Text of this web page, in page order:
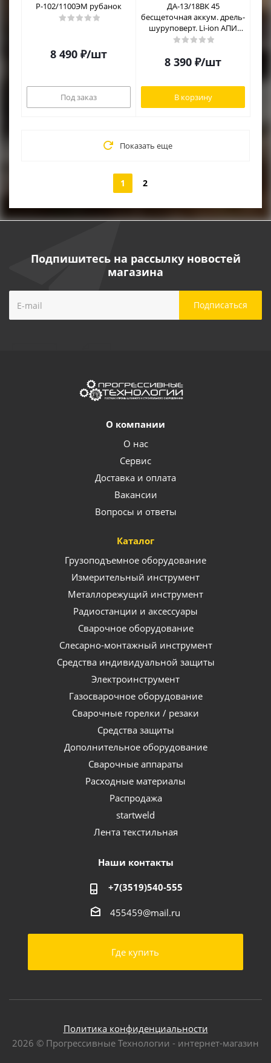
Р-102/1100ЭМ рубанок
8 490 ₽/шт
Под заказ
ДА-13/18ВК 45
бесщеточная аккум. дрель-
шуруповерт. Li-ion АПИ
(кейс, 2 аккум. 2Ач, ЗУ)
8 390 ₽/шт
В корзину
Показать еще
1 2
Подпишитесь на рассылку новостей
магазина
О компании
О нас
Сервис
Доставка и оплата
Вакансии
Вопросы и ответы
Каталог
Грузоподъемное оборудование
Измерительный инструмент
Металлорежущий инструмент
Радиостанции и аксессуары
Сварочное оборудование
Слесарно-монтажный инструмент
Средства индивидуальной защиты
Электроинструмент
Газосварочное оборудование
Сварочные горелки / резаки
Средства защиты
Дополнительное оборудование
Сварочные аппараты
Расходные материалы
Распродажа
startweld
Лента текстильная
Наши контакты
+7(3519)540-555
455459@mail.ru
Где купить
Политика конфиденциальности
2026 © Прогрессивные Технологии - интернет-магазин